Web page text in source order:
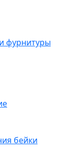
фурнитуры
бейки